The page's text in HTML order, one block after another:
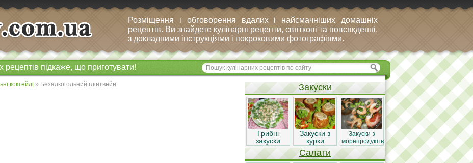
Розміщення і обговорення вдалих і найсмачніших домашніх
рецептів. Ви знайдете кулінарні рецепти, святкові та повсякденні,
з докладними інструкціями і покроковими фотографіями.
рецептів підкаже, що приготувати!
коктейлі » Безалкогольний глінтвейн Закуски
Грибні
закуски
Закуски з
курки
Закуски з
морепродуктів
Салати